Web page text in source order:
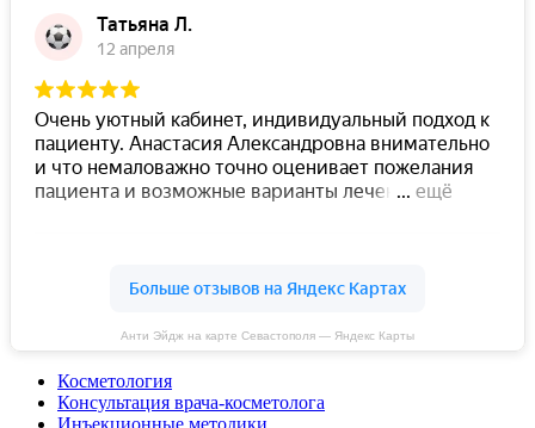
Анти Эйдж на карте Севастополя — Яндекс Карты
Косметология
Консультация врача-косметолога
Инъекционные методики